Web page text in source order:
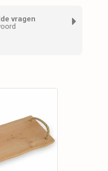
vragen